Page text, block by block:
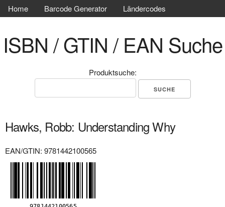
Home Barcode Generator Ländercodes
ISBN / GTIN / EAN Suche
Produktsuche:
Hawks, Robb: Understanding Why
EAN/GTIN: 9781442100565